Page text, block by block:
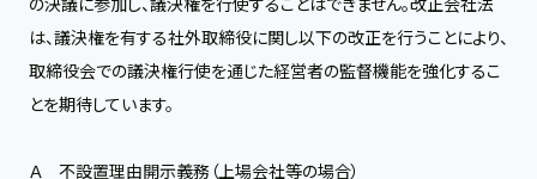
の決議に参加し、議決権を行使することはできません。改正会社法
は、議決権を有する社外取締役に関し以下の改正を行うことにより、
取締役会での議決権行使を通じた経営者の監督機能を強化するこ
とを期待しています。
Ａ 不設置理由開示義務（上場会社等の場合）